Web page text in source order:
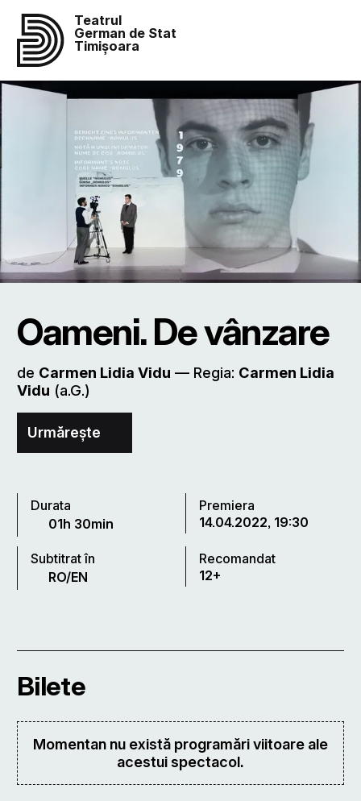
Teatrul
German de Stat
Timișoara
Oameni. De vânzare
de Carmen Lidia Vidu –– Regia: Carmen Lidia
Vidu (a.G.)
Urmărește
Durata
01h 30min
Premiera
14.04.2022, 19:30
Subtitrat în
RO/EN
Recomandat
12+
Bilete
Momentan nu există programări viitoare ale
acestui spectacol.